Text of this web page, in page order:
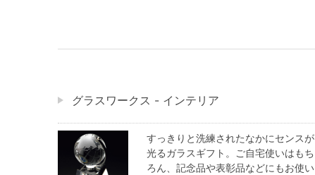
グラスワークス - インテリア
すっきりと洗練されたなかにセンスが
光るガラスギフト。ご自宅使いはもち
ろん、記念品や表彰品などにもお使い